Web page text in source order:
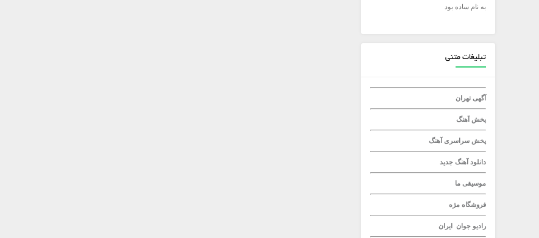
میلاد راستاد
به نام ساده بود
تبلیغات متنی
آگهی تهران
پخش آهنگ
پخش سراسری آهنگ
دانلود آهنگ جدید
موسیقی ما
فروشگاه مژه
رادیو جوان ایران